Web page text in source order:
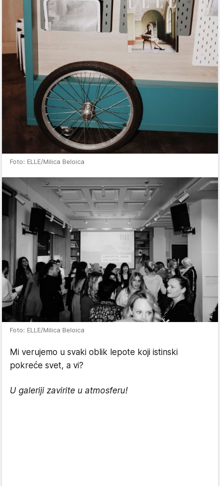
Foto: ELLE/Milica Beloica
Foto: ELLE/Milica Beloica
Mi verujemo u svaki oblik lepote koji istinski
pokreće svet, a vi?
U galeriji zavirite u atmosferu!